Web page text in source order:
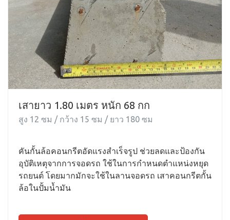
เสายาว 1.80 เมตร หนัก 68 กก
สูง 12 ซม / กว้าง 15 ซม / ยาว 180 ซม
คันกั้นล้อคอนกรีตอัดแรงสำเร็จรูป ช่วยลดและป้องกัน
อุบัติเหตุจากการจอดรถ ใช้ในการกำหนดตำแหน่งหยุด
รถยนต์ โดยมากมักจะใช้ในลานจอดรถ เสาคอนกรีตกั้น
ล้อในปั้มน้ำมัน